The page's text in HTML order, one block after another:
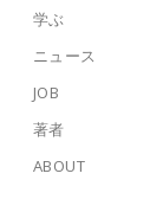
学ぶ
ニュース
JOB
著者
ABOUT